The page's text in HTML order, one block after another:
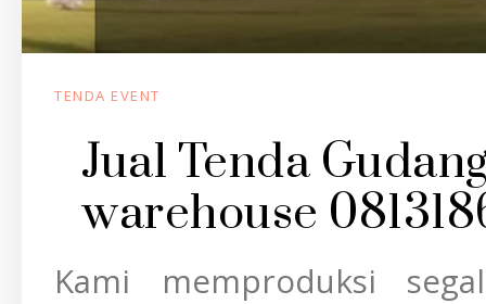
TENDA EVENT
Jual Tenda
warehouse
Kami memproduksi